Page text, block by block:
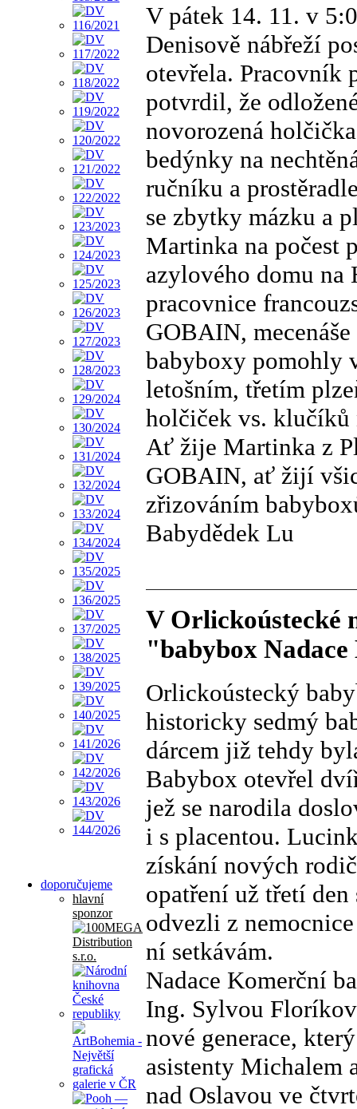
doporučujeme
hlavní
sponzor
V pátek 14. 11. v
Denisově nábřeží
otevřela. Pracovník
potvrdil, že
novorozená
bedýnky na
ručníku a
se zbytky mázku a
Martinka na počest
azylového domu
pracovnice
GOBAIN,
babyboxy pomohly
letošním, třetím
holčiček vs. klučíků
Ať žije Martinka z
GOBAIN, ať žijí
zřizováním
Babydědek Lu
V Orlickoústecké
"babybox
Orlickoústecký
historicky sedmý
dárcem již tehdy
Babybox otevřel
jež se narodila
i s placentou.
získání nových
opatření už třetí
odvezli z
ní setkávám.
Nadace Komerční
Ing. Sylvou
nové generace,
asistenty Michalem
nad Oslavou ve